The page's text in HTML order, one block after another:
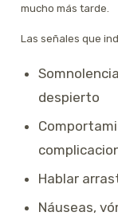
mucho más tarde.
Las señales que
despierto
Hablar
Náuseas,